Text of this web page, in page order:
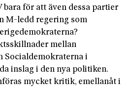
bara för att även dessa partier
M-ledd regering som
mellan
Socialdemokraterna i
inslag i den nya politiken.
mycket kritik, emellanåt i